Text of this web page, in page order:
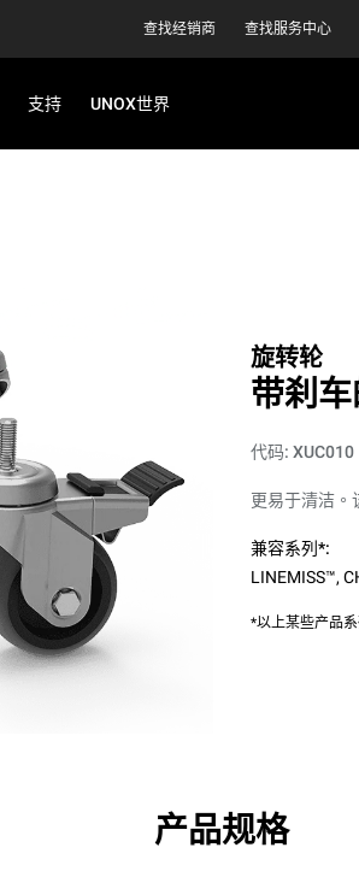
查找经销商 查找服务中心
支持 UNOX世界
旋转轮
带刹
代码: XUC010
更易于清洁。
兼容系列*:
LINEMISS™,
*以上某些产品
产品规格